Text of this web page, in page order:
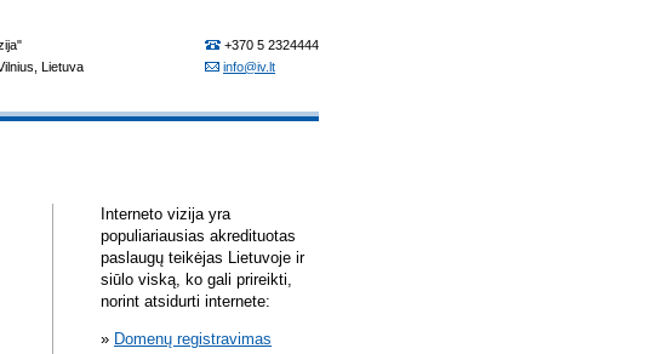
Interneto vizija yra
populiariausias akredituotas
paslaugų teikėjas Lietuvoje ir
siūlo viską, ko gali prireikti,
norint atsidurti internete:
Domenų registravimas